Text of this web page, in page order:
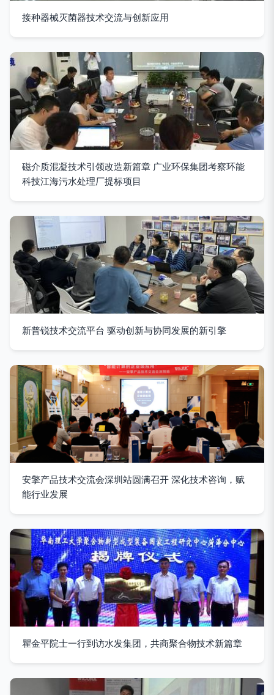
接种器械灭菌器技术交流与创新应用
磁介质混凝技术引领改造新篇章 广业环保集团考察环能
科技江海污水处理厂提标项目
新普锐技术交流平台 驱动创新与协同发展的新引擎
安擎产品技术交流会深圳站圆满召开 深化技术咨询，赋
能行业发展
瞿金平院士一行到访水发集团，共商聚合物技术新篇章